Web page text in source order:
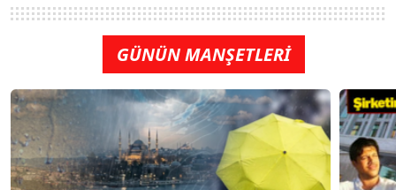
GÜNÜN MANŞETLERİ